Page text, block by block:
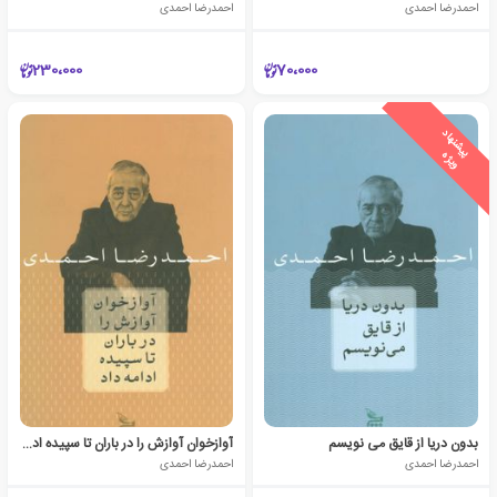
احمدرضا احمدی
70،000
احمدرضا احمدی
230،000
پ
ی
ش
ن
ه
ا
د
و
ی
ژ
ه
بدون دریا از قایق می نویسم
احمدرضا احمدی
آوازخوان آوازش را در باران تا سپیده ادامه داد
احمدرضا احمدی